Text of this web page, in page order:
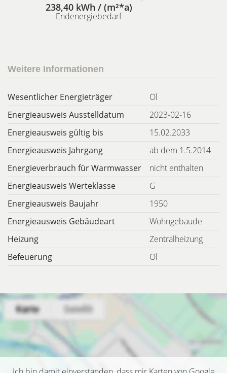
238,40 kWh / (m²*a)
Endenergiebedarf
Weitere Informationen
Wesentlicher Energieträger
Öl
Energieausweis Ausstelldatum
2023-02-16
Energieausweis gültig bis
15.02.2033
Energieausweis Jahrgang
ab dem 1.5.2014
Energieverbrauch für Warmwasser
nicht enthalten
Energieausweis Werteklasse
G
Energieausweis Baujahr
1950
Energieausweis Gebäudeart
Wohngebäude
Heizung
Zentralheizung
Befeuerung
Öl